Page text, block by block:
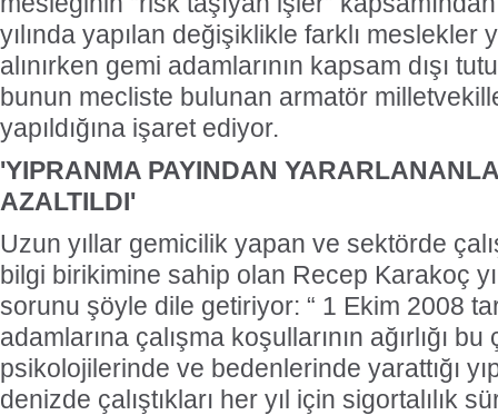
yılında yapılan değişiklikle farklı meslekler
alınırken gemi adamlarının kapsam dışı
bunun mecliste bulunan armatör
yapıldığına işaret ediyor.
'YIPRANMA PAYINDAN
AZALTILDI'
Uzun yıllar gemicilik yapan ve sektörde
bilgi birikimine sahip olan Recep Karakoç
sorunu şöyle dile getiriyor: “ 1 Ekim 2008
adamlarına çalışma koşullarının ağırlığı bu
psikolojilerinde ve bedenlerinde yarattığı
denizde çalıştıkları her yıl için sigortalılık